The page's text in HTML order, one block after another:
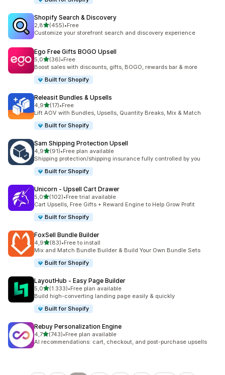
Shopify Search & Discovery
2,8de 5 estrelas
(455)
455 total de avaliações
•Free
Customize your storefront search and discovery experience
Ego Free Gifts BOGO Upsell
5,0de 5 estrelas
(36)
36 total de avaliações
•Free
Boost sales with discounts, gifts, BOGO, rewards bar & more
Built for Shopify
Releasit Bundles & Upsells
4,9de 5 estrelas
(17)
17 total de avaliações
•Free
Lift AOV with Bundles, Upsells, Quantity Breaks, Mix & Match
Built for Shopify
Sam Shipping Protection Upsell
4,9de 5 estrelas
(91)
91 total de avaliações
•Free plan available
Shipping protection/shipping insurance fully controlled by you
Built for Shopify
Unicorn ‑ Upsell Cart Drawer
5,0de 5 estrelas
(102)
102 total de avaliações
•Free trial available
Cart Upsells, Free Gifts + Reward Engine to Help Grow Profit
Built for Shopify
FoxSell Bundle Builder
4,9de 5 estrelas
(83)
83 total de avaliações
•Free to install
Mix and Match Bundle Builder & Build Your Own Bundle Sets
Built for Shopify
LayoutHub ‑ Easy Page Builder
5,0de 5 estrelas
(1.333)
1333 total de avaliações
•Free plan available
Build high-converting landing page easily & quickly
Built for Shopify
Rebuy Personalization Engine
4,7de 5 estrelas
(743)
743 total de avaliações
•Free plan available
AI recommendations: cart, checkout, and post-purchase upsells